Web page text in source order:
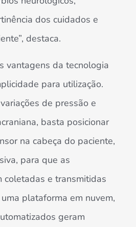
dos cuidados e
destaca.
vantagens da tecnologia
para utilização.
de pressão e
basta posicionar
na cabeça do paciente,
para que as
coletadas e transmitidas
plataforma em nuvem,
geram